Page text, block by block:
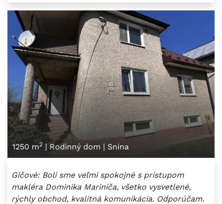
1250 m2 | Rodinný dom | Snina
Gičové: Boli sme veľmi spokojné s prístupom
makléra Dominika Mariniča, všetko vysvetlené,
rýchly obchod, kvalitná komunikácia. Odporúčam.